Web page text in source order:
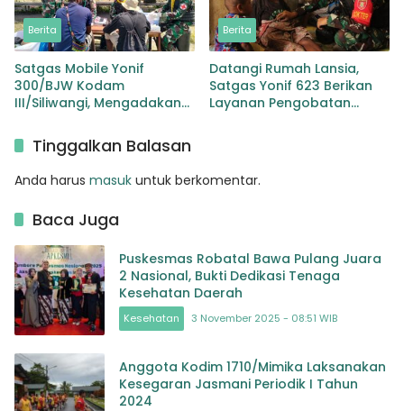
Berita
Satgas Mobile Yonif
300/BJW Kodam
III/Siliwangi, Mengadakan
Sinak Papua
Berita
Datangi Rumah Lansia,
Satgas Yonif 623 Berikan
Layanan Pengobatan
Tinggalkan Balasan
Anda harus masuk untuk berkomentar.
Baca Juga
Puskesmas Robatal Bawa Pulang Juara
2 Nasional, Bukti Dedikasi Tenaga
Kesehatan Daerah
Kesehatan 3 November 2025 - 08:51 WIB
Anggota Kodim 1710/Mimika Laksanakan
Kesegaran Jasmani Periodik I Tahun
2024